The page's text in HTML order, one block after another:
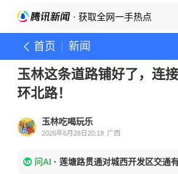
· 获取全网一手热点
首页 新闻
玉林这条道路铺好了，连
环北路！
玉林吃喝玩乐
2026年6月28日20:19 广西
问AI · 莲塘路贯通对城西开发区交通